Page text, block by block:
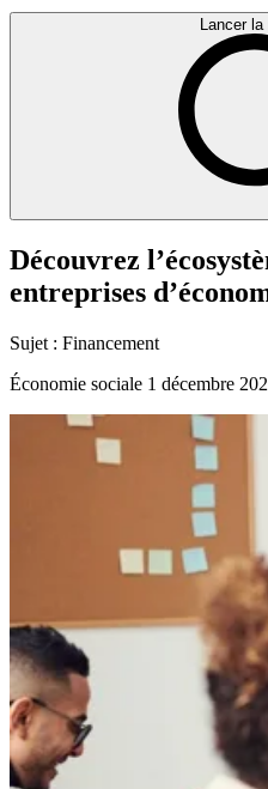
Lancer
Découvrez
entreprises
Sujet : Financement
Économie sociale 1 décembre